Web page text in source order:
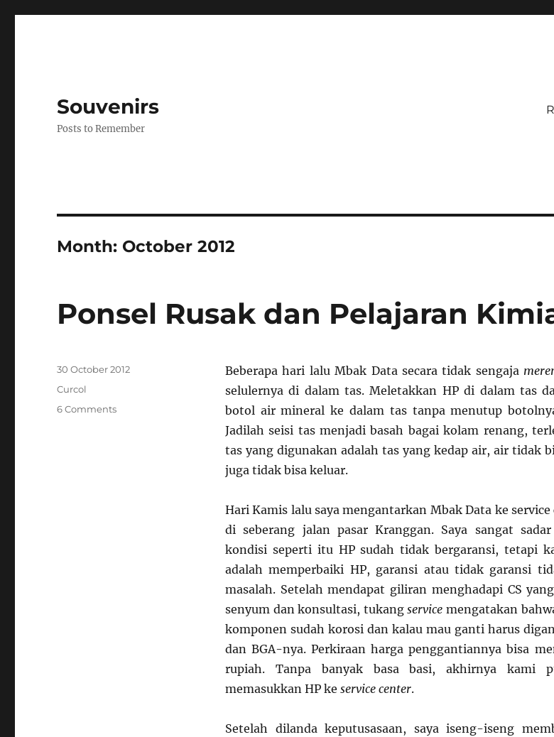
Souvenirs
Posts to Remember
Month: October 2012
Ponsel Rusak dan Pelajaran
Beberapa hari lalu Mbak Data secara tidak sengaja
selulernya di dalam tas. Meletakkan HP di dalam tas
botol air mineral ke dalam tas tanpa menutup
Jadilah seisi tas menjadi basah bagai kolam renang,
tas yang digunakan adalah tas yang kedap air, air tidak
juga tidak bisa keluar.
Hari Kamis lalu saya mengantarkan Mbak Data ke
di seberang jalan pasar Kranggan. Saya sangat
kondisi seperti itu HP sudah tidak bergaransi, tetapi
adalah memperbaiki HP, garansi atau tidak garansi
masalah. Setelah mendapat giliran menghadapi CS
senyum dan konsultasi, tukangservice mengatakan
komponen sudah korosi dan kalau mau ganti harus
dan BGA-nya. Perkiraan harga penggantiannya bisa
rupiah. Tanpa banyak basa basi, akhirnya kami
memasukkan HP ke service center.
Setelah dilanda keputusasaan, saya iseng-iseng
Posted
30 October 2012
Categories
Curcol
6 Commentson